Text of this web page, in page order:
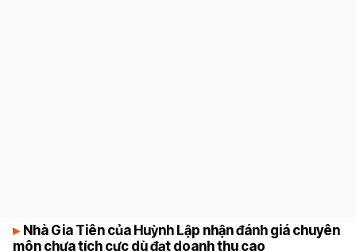
Nhà Gia Tiên của Huỳnh Lập nhận đánh giá chuyên
môn chưa tích cực dù đạt doanh thu cao